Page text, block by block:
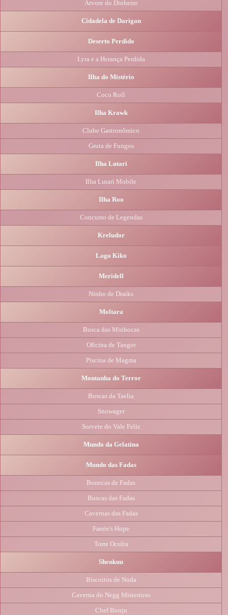
Árvore do Dinheiro
Cidadela de Darigan
Deserto Perdido
Lyra e a Herança Perdida
Ilha do Mistério
Coco Roll
Ilha Krawk
Clube Gastronômico
Gruta de Fungos
Ilha Lutari
Ilha Lutari Mobile
Ilha Roo
Concurso de Legendas
Kreludor
Lago Kiko
Meridell
Ninho de Draiks
Moltara
Busca das Minhocas
Oficina de Tangor
Piscina de Magma
Montanha do Terror
Buscas da Taelia
Snowager
Sorvete do Vale Feliz
Mundo da Gelatina
Mundo das Fadas
Bonecas de Fadas
Buscas das Fadas
Cavernas das Fadas
Faerie's Hope
Torre Oculta
Shenkuu
Biscoitos de Noda
Caverna do Negg Misterioso
Chef Bonju